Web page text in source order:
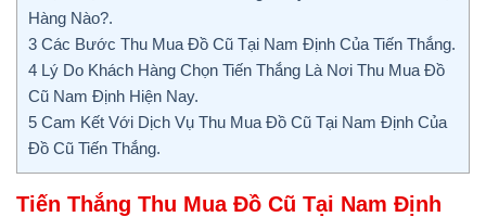
Hàng Nào?.
3 Các Bước Thu Mua Đồ Cũ Tại Nam Định Của Tiến Thắng.
4 Lý Do Khách Hàng Chọn Tiến Thắng Là Nơi Thu Mua Đồ
Cũ Nam Định Hiện Nay.
5 Cam Kết Với Dịch Vụ Thu Mua Đồ Cũ Tại Nam Định Của
Đồ Cũ Tiến Thắng.
Tiến Thắng Thu Mua Đồ Cũ Tại Nam Định